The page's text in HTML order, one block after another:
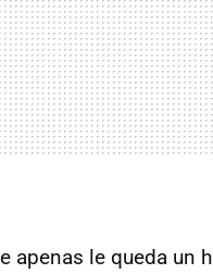
apenas le queda un